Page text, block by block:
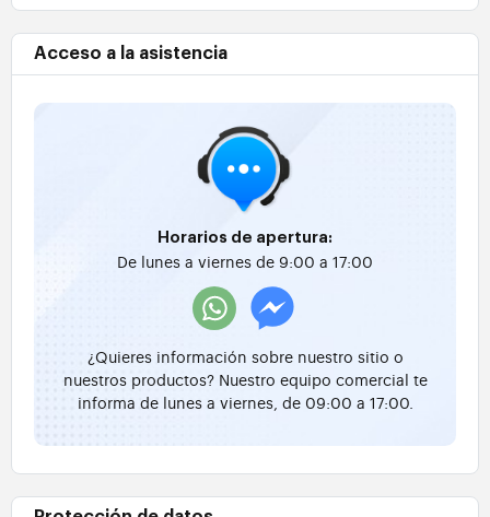
Acceso a la asistencia
Horarios de apertura:
De lunes a viernes de 9:00 a 17:00
¿Quieres información sobre nuestro sitio o
nuestros productos? Nuestro equipo comercial te
informa de lunes a viernes, de 09:00 a 17:00.